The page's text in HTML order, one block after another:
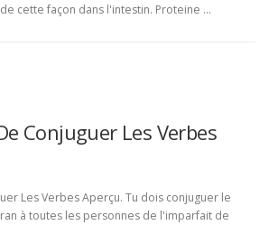
cette façon dans l'intestin. Proteine …
Conjuguer Les Verbes
Les Verbes Aperçu. Tu dois conjuguer le
à toutes les personnes de l'imparfait de